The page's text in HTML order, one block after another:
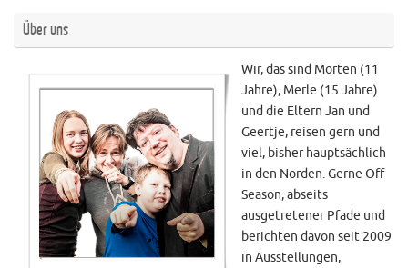
Über uns
Wir, das sind Morten (11
Jahre), Merle (15 Jahre)
und die Eltern Jan und
Geertje, reisen gern und
viel, bisher hauptsächlich
in den Norden. Gerne Off
Season, abseits
ausgetretener Pfade und
berichten davon seit 2009
in Ausstellungen,